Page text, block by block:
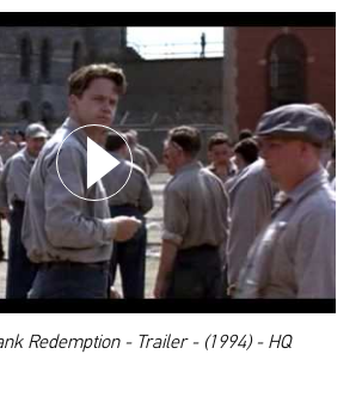
Redemption - Trailer - (1994) - HQ
DODAJ TEN FILM DO PLAYLISTY